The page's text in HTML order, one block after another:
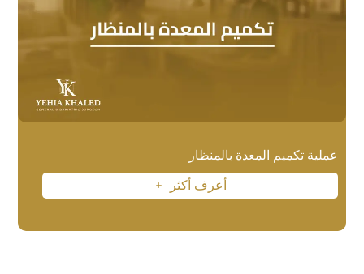
عملية تكميم المعدة بالمنظار
أعرف أكثر L